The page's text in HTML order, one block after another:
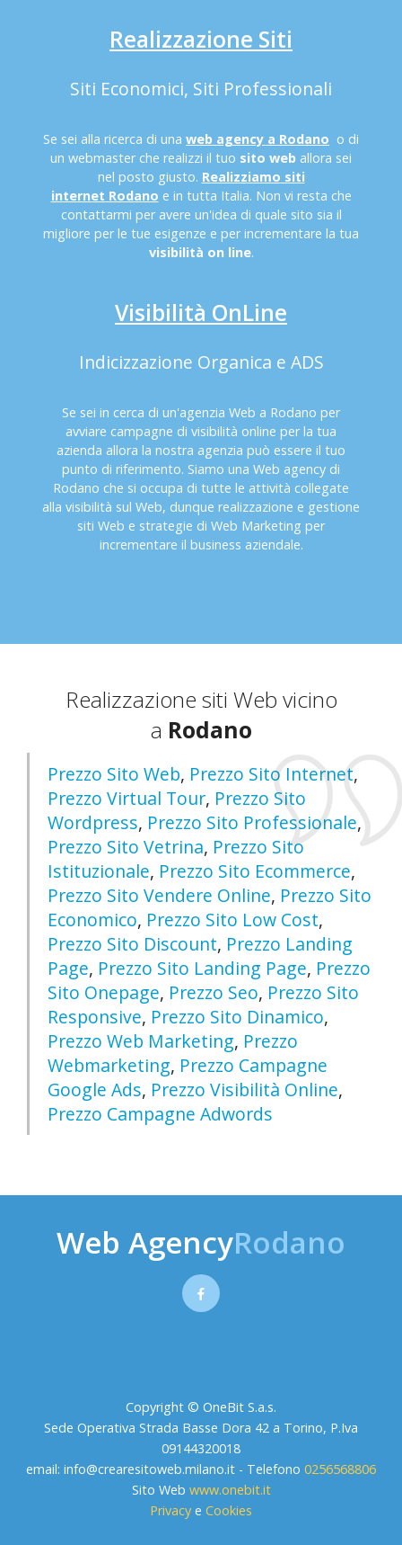
Realizzazione Siti
Siti Economici, Siti Professionali
Se sei alla ricerca di una web agency a Rodano o di
un webmaster che realizzi il tuo sito web allora sei
nel posto giusto. Realizziamo siti
internet Rodano e in tutta Italia. Non vi resta che
contattarmi per avere un'idea di quale sito sia il
migliore per le tue esigenze e per incrementare la tua
visibilità on line.
Visibilità OnLine
Indicizzazione Organica e ADS
Se sei in cerca di un'agenzia Web a Rodano per
avviare campagne di visibilità online per la tua
azienda allora la nostra agenzia può essere il tuo
punto di riferimento. Siamo una Web agency di
Rodano che si occupa di tutte le attività collegate
alla visibilità sul Web, dunque realizzazione e gestione
siti Web e strategie di Web Marketing per
incrementare il business aziendale.
Realizzazione siti Web vicino
a Rodano
Prezzo Sito Web, Prezzo Sito Internet,
Prezzo Virtual Tour, Prezzo Sito
Wordpress, Prezzo Sito Professionale,
Prezzo Sito Vetrina, Prezzo Sito
Istituzionale, Prezzo Sito Ecommerce,
Prezzo Sito Vendere Online, Prezzo Sito
Economico, Prezzo Sito Low Cost,
Prezzo Sito Discount, Prezzo Landing
Page, Prezzo Sito Landing Page, Prezzo
Sito Onepage, Prezzo Seo, Prezzo Sito
Responsive, Prezzo Sito Dinamico,
Prezzo Web Marketing, Prezzo
Webmarketing, Prezzo Campagne
Google Ads, Prezzo Visibilità Online,
Prezzo Campagne Adwords
Web AgencyRodano
Copyright © OneBit S.a.s.
Sede Operativa Strada Basse Dora 42 a Torino, P.Iva
09144320018
email: info@crearesitoweb.milano.it - Telefono 0256568806
Sito Web www.onebit.it
Privacy e Cookies